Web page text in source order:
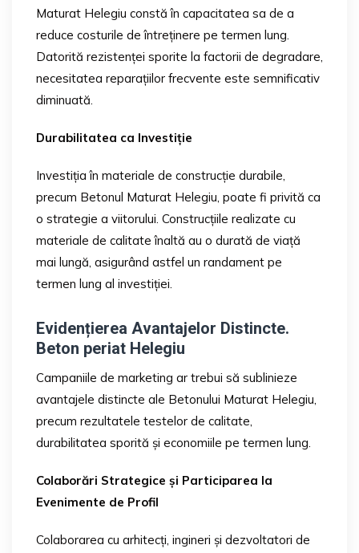
Maturat Helegiu constă în capacitatea sa de a
reduce costurile de întreținere pe termen lung.
Datorită rezistenței sporite la factorii de degradare,
necesitatea reparațiilor frecvente este semnificativ
diminuată.
Durabilitatea ca Investiție
Investiția în materiale de construcție durabile,
precum Betonul Maturat Helegiu, poate fi privită ca
o strategie a viitorului. Construcțiile realizate cu
materiale de calitate înaltă au o durată de viață
mai lungă, asigurând astfel un randament pe
termen lung al investiției.
Evidențierea Avantajelor Distincte.
Beton periat Helegiu
Campaniile de marketing ar trebui să sublinieze
avantajele distincte ale Betonului Maturat Helegiu,
precum rezultatele testelor de calitate,
durabilitatea sporită și economiile pe termen lung.
Colaborări Strategice și Participarea la
Evenimente de Profil
Colaborarea cu arhitecți, ingineri și dezvoltatori de